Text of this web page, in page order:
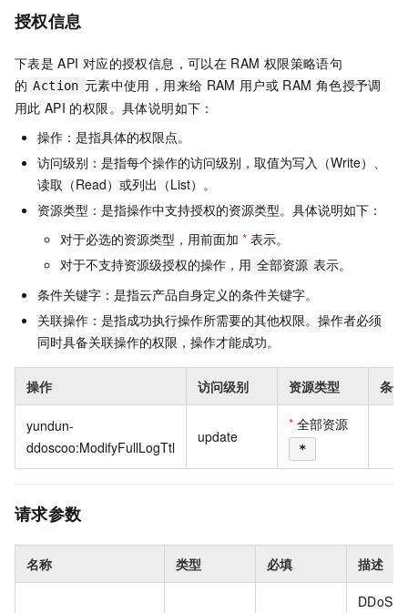
授权信息
下表是 API 对应的授权信息，可以在 RAM 权限策略语句
的 Action 元素中使用，用来给 RAM 用户或 RAM 角色授予调
用此 API 的权限。具体说明如下：
操作：是指具体的权限点。
访问级别：是指每个操作的访问级别，取值为写入（Write）、
读取（Read）或列出（List）。
资源类型：是指操作中支持授权的资源类型。具体说明如下：
对于必选的资源类型，用前面加 * 表示。
对于不支持资源级授权的操作，用 全部资源 表示。
条件关键字：是指云产品自身定义的条件关键字。
关联操作：是指成功执行操作所需要的其他权限。操作者必须
同时具备关联操作的权限，操作才能成功。
操作 访问级别 资源类型 条
yundun-
ddoscoo:ModifyFullLogTtl
update
* 全部资源
*
请求参数
名称 类型 必填 描述
DDoS